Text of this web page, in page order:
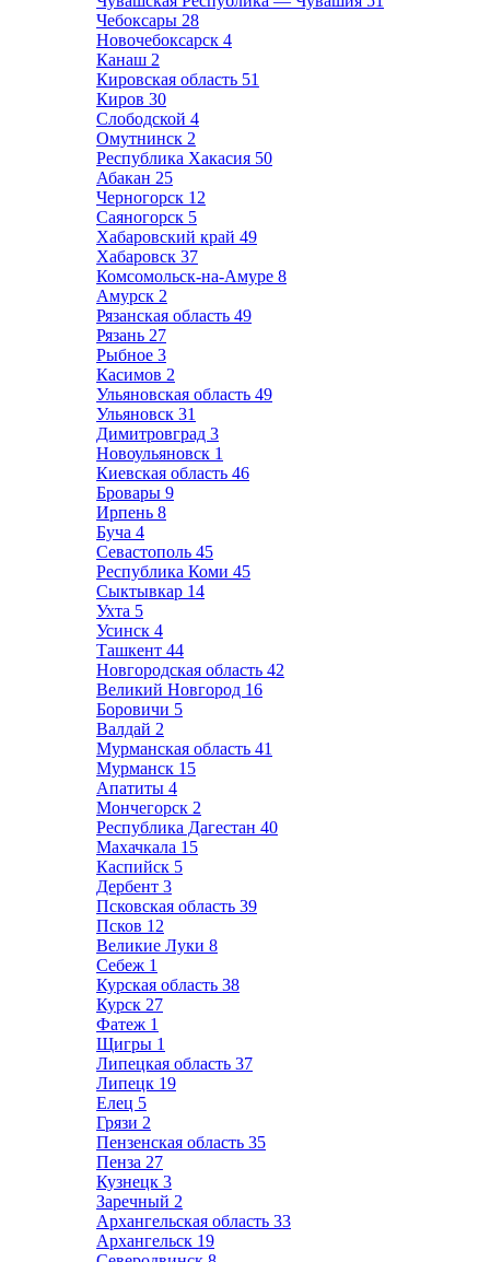
Чебоксары 28
Новочебоксарск 4
Канаш 2
Кировская область 51
Киров 30
Слободской 4
Омутнинск 2
Республика Хакасия 50
Абакан 25
Черногорск 12
Саяногорск 5
Хабаровский край 49
Хабаровск 37
Комсомольск-на-Амуре 8
Амурск 2
Рязанская область 49
Рязань 27
Рыбное 3
Касимов 2
Ульяновская область 49
Ульяновск 31
Димитровград 3
Новоульяновск 1
Киевская область 46
Бровары 9
Ирпень 8
Буча 4
Севастополь 45
Республика Коми 45
Сыктывкар 14
Ухта 5
Усинск 4
Ташкент 44
Новгородская область 42
Великий Новгород 16
Боровичи 5
Валдай 2
Мурманская область 41
Мурманск 15
Апатиты 4
Мончегорск 2
Республика Дагестан 40
Махачкала 15
Каспийск 5
Дербент 3
Псковская область 39
Псков 12
Великие Луки 8
Себеж 1
Курская область 38
Курск 27
Фатеж 1
Щигры 1
Липецкая область 37
Липецк 19
Елец 5
Грязи 2
Пензенская область 35
Пенза 27
Кузнецк 3
Заречный 2
Архангельская область 33
Архангельск 19